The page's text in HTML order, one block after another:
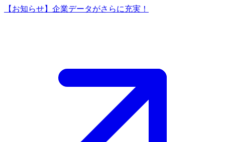
【お知らせ】企業データがさらに充実！